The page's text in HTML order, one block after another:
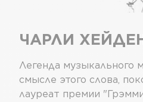
ЧАРЛИ
Легенда музыкального
смысле этого слова,
лауреат премии